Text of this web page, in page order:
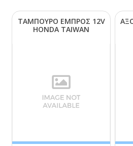
ΤΑΜΠΟΥΡΟ ΕΜΠΡΟΣ 12V
ΗΟΝDΑ ΤΑΙWΑΝ